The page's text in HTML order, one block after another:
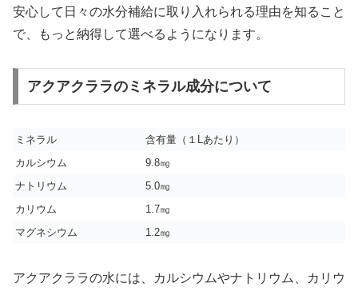
安心して日々の水分補給に取り入れられる理由を知ること
で、もっと納得して選べるようになります。
アクアクララのミネラル成分について
ミネラル
含有量（１Lあたり）
カルシウム
9.8㎎
ナトリウム
5.0㎎
カリウム
1.7㎎
マグネシウム
1.2㎎
アクアクララの水には、カルシウムやナトリウム、カリウ